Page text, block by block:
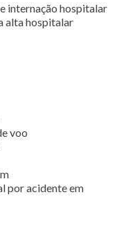
internação hospitalar
alta hospitalar
voo
por acidente em